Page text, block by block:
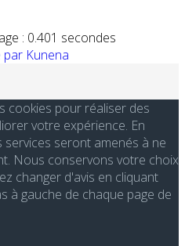
: 0.401 secondes
par Kunena
cookies pour réaliser des
votre expérience. En
seront amenés à ne
Nous conservons votre choix
changer d'avis en cliquant
à gauche de chaque page de